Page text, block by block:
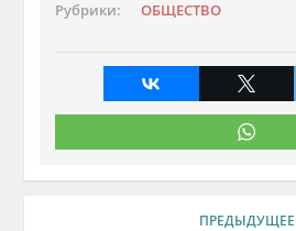
Рубрики: ОБЩЕСТВО
ПРЕДЫДУЩЕЕ